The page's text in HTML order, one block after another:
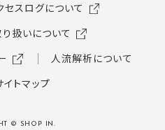
セスログについて
扱いについて
人流解析について
イトマップ
© SHOP IN.